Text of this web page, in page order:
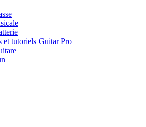
et tutoriels Guitar Pro